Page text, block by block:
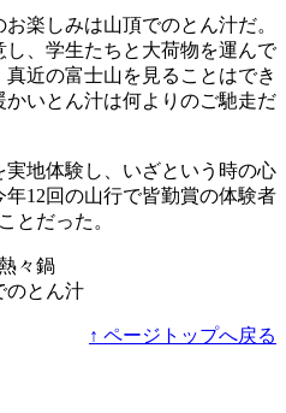
楽しみは山頂でのとん汁だ。
、学生たちと大荷物を運んで
近の富士山を見ることはでき
いとん汁は何よりのご馳走だ
地体験し、いざという時の心
12回の山行で皆勤賞の体験者
とだった。
のとん汁
↑ ページトップへ戻る